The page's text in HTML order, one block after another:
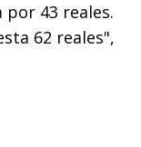
43 reales.
62 reales",